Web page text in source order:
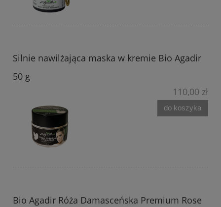
Silnie nawilżająca maska w kremie Bio Agadir
50 g
110,00 zł
do koszyka
Bio Agadir Róża Damasceńska Premium Rose